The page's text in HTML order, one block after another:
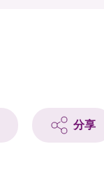
分享